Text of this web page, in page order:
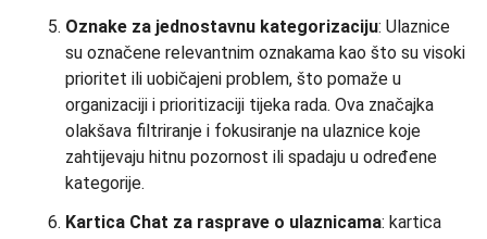
Oznake za jednostavnu kategorizaciju: Ulaznice
su označene relevantnim oznakama kao što su visoki
prioritet ili uobičajeni problem, što pomaže u
organizaciji i prioritizaciji tijeka rada. Ova značajka
olakšava filtriranje i fokusiranje na ulaznice koje
zahtijevaju hitnu pozornost ili spadaju u određene
kategorije.
Kartica Chat za rasprave o ulaznicama: kartica